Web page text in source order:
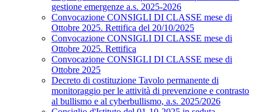
gestione emergenze a.s. 2025-2026
Convocazione CONSIGLI DI CLASSE mese di
Ottobre 2025. Rettifica del 20/10/2025
Convocazione CONSIGLI DI CLASSE mese di
Ottobre 2025. Rettifica
Convocazione CONSIGLI DI CLASSE mese di
Ottobre 2025
Decreto di costituzione Tavolo permanente di
monitoraggio per le attività di prevenzione e contrasto
al bullismo e al cyberbullismo, a.s. 2025/2026